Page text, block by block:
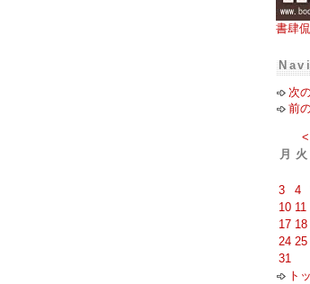
書肆
次
前
<
月
火
3
4
10 11
17 18
24 25
31
ト